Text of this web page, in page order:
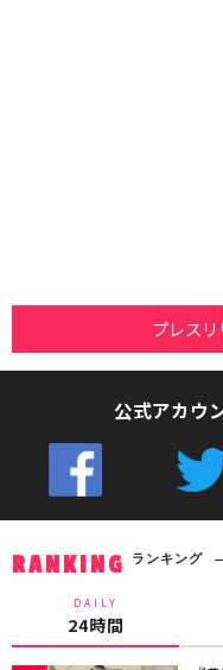
プレス
公式アカウ
RANKING ランキング
DAILY
24時間